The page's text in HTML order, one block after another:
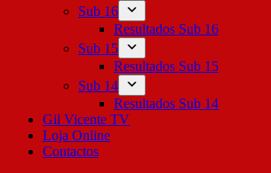
Sub 16
Resultados Sub 16
Sub 15
Resultados Sub 15
Sub 14
Resultados Sub 14
Gil Vicente TV
Loja Online
Contactos